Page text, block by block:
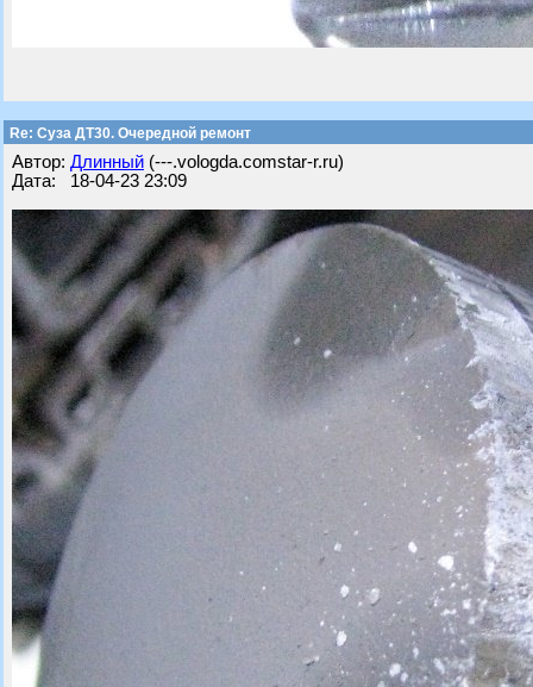
Re: Суза ДТ30. Очередной ремонт
Автор: Длинный (---.vologda.comstar-r.ru)
Дата: 18-04-23 23:09